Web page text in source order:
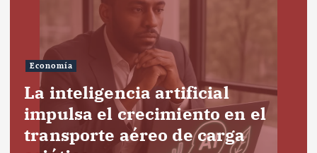
Economía
La inteligencia artificial
impulsa el crecimiento en el
transporte aéreo de carga